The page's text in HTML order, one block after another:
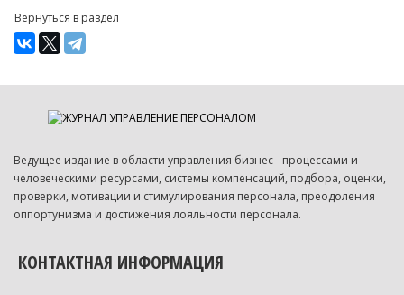
Вернуться в раздел
Ведущее издание в области управления бизнес - процессами и
человеческими ресурсами, системы компенсаций, подбора, оценки,
проверки, мотивации и стимулирования персонала, преодоления
оппортунизма и достижения лояльности персонала.
КОНТАКТНАЯ ИНФОРМАЦИЯ